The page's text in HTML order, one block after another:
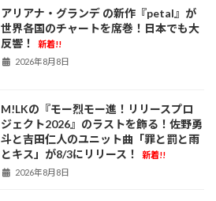
アリアナ・グランデ の新作『petal』が
世界各国のチャートを席巻！日本でも大
反響！
新着!!
2026年8月8日
M!LKの『モー烈モー進！リリースプロ
ジェクト2026』のラストを飾る！佐野勇
斗と吉田仁人のユニット曲「罪と罰と雨
とキス」が8/3にリリース！
新着!!
2026年8月8日